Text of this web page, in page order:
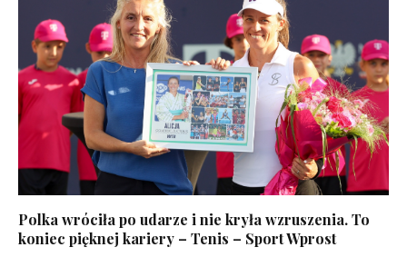
Polka wróciła po udarze i nie kryła wzruszenia. To
koniec pięknej kariery – Tenis – Sport Wprost